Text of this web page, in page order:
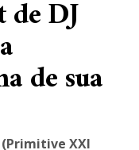
DJ
de sua
XXI